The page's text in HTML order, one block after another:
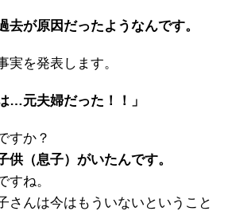
去が原因だったようなんです。
実を発表します。
…元夫婦だった！！」
すか？
供（息子）がいたんです。
すね。
さんは今はもういないということ